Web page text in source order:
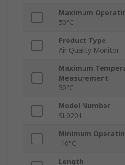
Maximum
50°C
Product Type
Air Quality Monitor
Maximum
Measurement
50°C
Model Number
SL0201
Minimum
-10°C
Length